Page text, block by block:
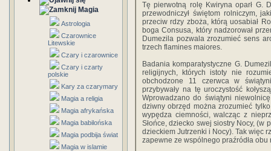
Magia
Astrologia
Czarownice
Litewskie
Czary i czarownice
Czary i czarty
polskie
Kary za czarymary
Magia a religia
Magia afrykańska
Magia babilońska
Magia podbija świat
Magia w islamie
Tę pierwotną rolę Kwiryna oparł G.
przewodniczył świętom rolniczym,
przeciw rdzy zboża, którą uosabiał
boga Consusa, który nadzorował
Dumezila pozwala zrozumieć sens
trzech flamines maiores.
Badania komparatystyczne G.
religijnych, których istoty nie
obchodzone 11 czerwca w
przybywały na tę uroczystość
Wprowadzano do świątyni
dziwny obrzęd można zrozumieć
wypędza ciemności, walcząc z
Słońce, dziecko swej siostry Nocy, (w
dzieckiem Jutrzenki i Nocy). Tak więc
zapewne ze wspólnego praźródła obu